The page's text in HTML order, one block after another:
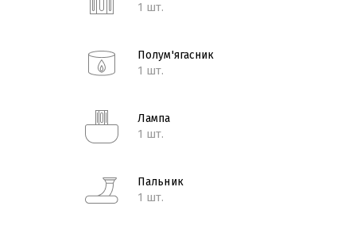
1 шт.
Полум'ягасник
1 шт.
Лампа
1 шт.
Пальник
1 шт.